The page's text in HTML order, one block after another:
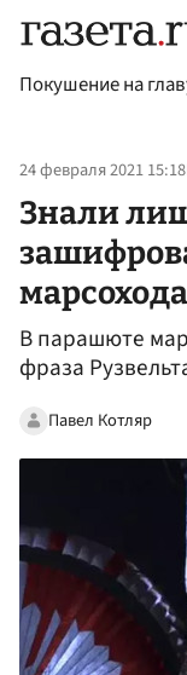
Покушение на
24 февраля 2021 15:18
Знали
марсохода
В парашюте
фраза
Павел Котляр